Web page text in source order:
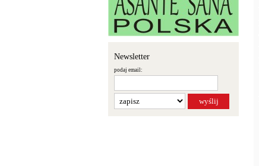
Newsletter
podaj email: